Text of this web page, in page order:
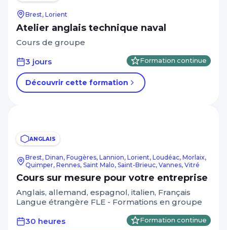
Management Leadership
Marketing et communication digitale
Mécanique
Réseaux électriques et télécom
Ressources humaines
Sécurité Prévention Qualité Hygiène
Spécial dirigeant
Système information Bureautique
PAO / CAO
Autres critères
CPF
A distance
Apprentissage, alternance, diplômant
Niveau de sortie
CAP, BEP - Niveau 3
BAC - Niveau 4
BAC+2 - Niveau 5
Afficher plus
Brest, Lorient
Atelier anglais technique naval
Cours de groupe
3 jours
Formation continue
Découvrir cette formation
ANGLAIS
Brest, Dinan, Fougères, Lannion, Lorient, Loudéac, Morlaix,
Quimper, Rennes, Saint Malo, Saint-Brieuc, Vannes, Vitré
Cours sur mesure pour votre entreprise
Anglais, allemand, espagnol, italien, Français
Langue étrangère FLE - Formations en groupe
30 heures
Formation continue